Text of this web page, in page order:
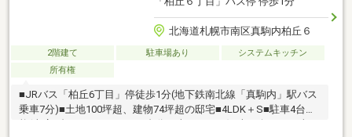
北海道札幌市南区真駒内柏丘６
2階建て 駐車場あり
システムキッチン
所有権
■JRバス「柏丘6丁目」停徒歩1分(地下鉄南北線「真駒内」駅バス
乗車7分)■土地100坪超、建物74坪超の邸宅■4LDK＋S■駐車4台可
能(車庫2台＋カースペース2台分・車種による)■南西向きで日当た